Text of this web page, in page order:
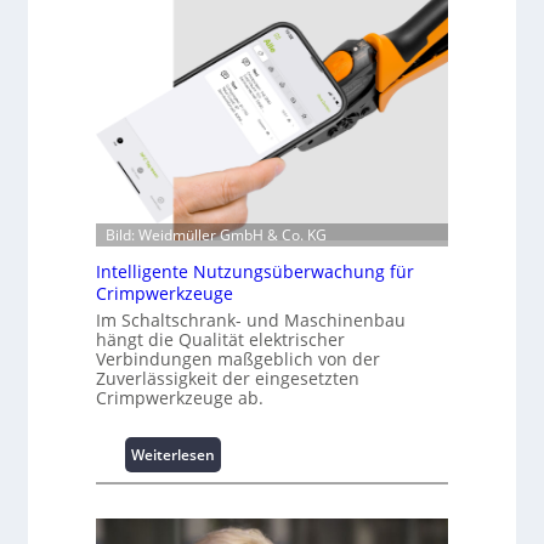
f
o
t
i
o
n
z
u
m
L
a
s
t
i
z
Bild: Weidmüller GmbH & Co. KG
Intelligente Nutzungsüberwachung für
Crimpwerkzeuge
Im Schaltschrank- und Maschinenbau
hängt die Qualität elektrischer
Verbindungen maßgeblich von der
Zuverlässigkeit der eingesetzten
Crimpwerkzeuge ab.
Weiterlesen
I
t